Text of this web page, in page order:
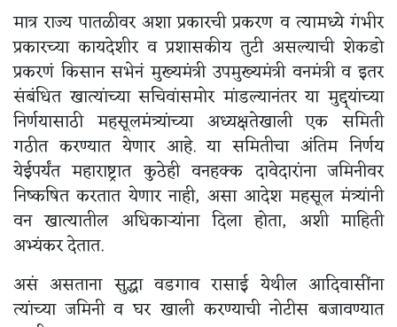
मात्र राज्य पातळीवर अशा प्रकारची प्रकरण व त्यामध्ये गंभीर
प्रकारच्या कायदेशीर व प्रशासकीय तुटी असल्याची शेकडो
प्रकरणं किसान सभेनं मुख्यमंत्री उपमुख्यमंत्री वनमंत्री व इतर
संबंधित खात्यांच्या सचिवांसमोर मांडल्यानंतर या मुद्द्यांच्या
निर्णयासाठी महसूलमंत्र्यांच्या अध्यक्षतेखाली एक समिती
गठीत करण्यात येणार आहे. या समितीचा अंतिम निर्णय
येईपर्यंत महाराष्ट्रात कुठेही वनहक्क दावेदारांना जमिनीवर
निष्कषित करतात येणार नाही, असा आदेश महसूल मंत्र्यांनी
वन खात्यातील अधिकाऱ्यांना दिला होता, अशी माहिती
अभ्यंकर देतात.
असं असताना सुद्धा वडगाव रासाई येथील आदिवासींना
त्यांच्या जमिनी व घर खाली करण्याची नोटीस बजावण्यात